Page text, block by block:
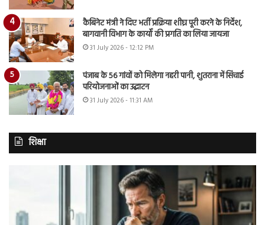
कैबिनेट मंत्री ने दिए भर्ती प्रक्रिया शीघ्र पूरी करने के निर्देश,
बागवानी विभाग के कार्यों की प्रगति का लिया जायजा
31 July 2026 - 12:12 PM
पंजाब के 56 गांवों को मिलेगा नहरी पानी, शुतराना में सिंचाई
परियोजनाओं का उद्घाटन
31 July 2026 - 11:31 AM
शिक्षा